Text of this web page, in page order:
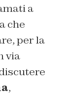
a
che
per la
via
,